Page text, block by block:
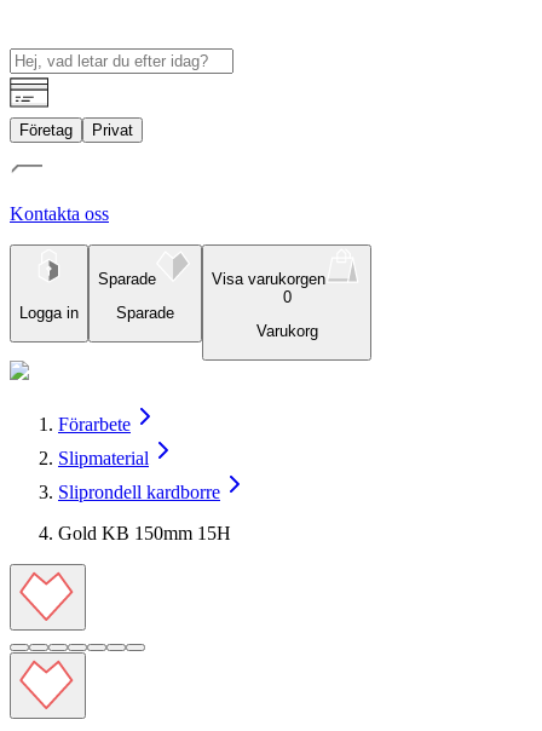
Företag Privat
Kontakta oss
Logga in
Sparade
Sparade
Visa varukorgen
0
Varukorg
Förarbete
Slipmaterial
Sliprondell kardborre
Gold KB 150mm 15H